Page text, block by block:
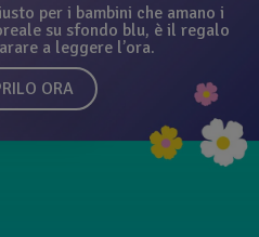
per i bambini che amano i
su sfondo blu, è il regalo
a leggere l’ora.
ORA